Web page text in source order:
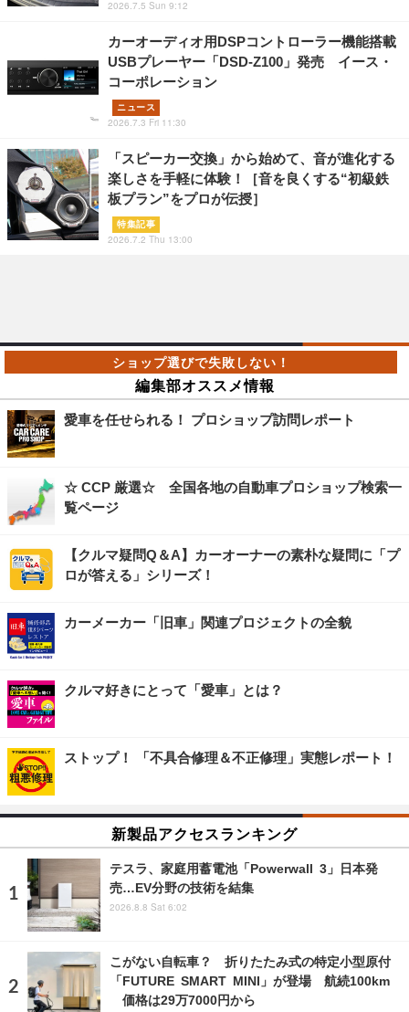
2026.7.5 Sun 9:12
カーオーディオ用DSPコントローラー機能搭載
USBプレーヤー「DSD-Z100」発売 イース・
コーポレーション
ニュース
2026.7.3 Fri 11:30
「スピーカー交換」から始めて、音が進化する
楽しさを手軽に体験！［音を良くする“初級鉄
板プラン”をプロが伝授］
特集記事
2026.7.2 Thu 13:00
編集部オススメ情報
愛車を任せられる！ プロショップ訪問レポート
☆ CCP 厳選☆ 全国各地の自動車プロショップ検索一
覧ページ
【クルマ疑問Q＆A】カーオーナーの素朴な疑問に「プ
ロが答える」シリーズ！
カーメーカー「旧車」関連プロジェクトの全貌
クルマ好きにとって「愛車」とは？
ストップ！ 「不具合修理＆不正修理」実態レポート！
新製品アクセスランキング
テスラ、家庭用蓄電池「Powerwall 3」日本発
売…EV分野の技術を結集
2026.8.8 Sat 6:02
こがない自転車？ 折りたたみ式の特定小型原付
「FUTURE SMART MINI」が登場 航続100km
価格は29万7000円から